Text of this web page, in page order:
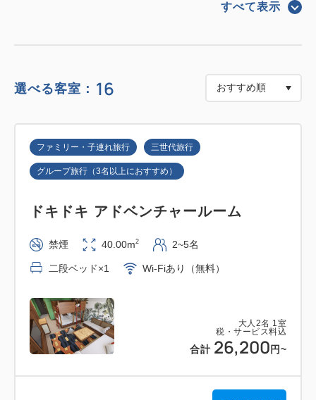
宿泊日の夕食付。※朝食はついておりません。
2階「ポートダイニング リコリコ」にてディナービュ
ッフェをご用意しております。
※ディナービュッフェは120分制です。入店時間によ
す。
は事前にお申し付けください。
※4歳以上の添い寝のお子さまは、別途夕食代金
ださい。
※アレルギー対応は致しかねますので予めご了承いた
だきますようお願いします。
すべて表示
選べる客室： 16
大人 2名 1室
税・サービス料込
合計 26,200 円~
ファミリー・子連れ旅行 三世代旅行
グループ旅行（3名以上におすすめ）
ドキドキ アドベンチャールーム
禁煙 40.00m2 2~5名
二段ベッド×1 Wi-Fiあり（無料）